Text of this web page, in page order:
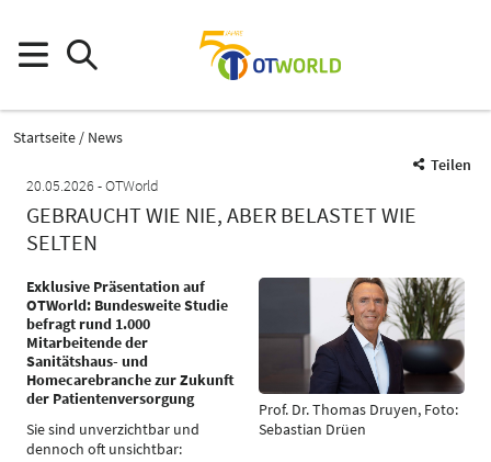
Startseite
News
Teilen
20.05.2026
OTWorld
GEBRAUCHT WIE NIE, ABER BELASTET WIE
SELTEN
Exklusive Präsentation auf
OTWorld: Bundesweite Studie
befragt rund 1.000
Mitarbeitende der
Sanitätshaus- und
Homecarebranche zur Zukunft
der Patientenversorgung
Sie sind unverzichtbar und
dennoch oft unsichtbar:
Prof. Dr. Thomas Druyen, Foto:
Sebastian Drüen